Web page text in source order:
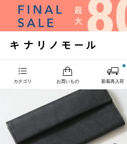
カテゴリ お買いもの 新着再入荷